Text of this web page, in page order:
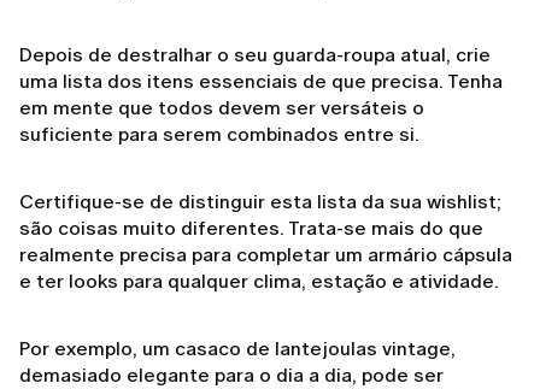
Depois de destralhar o seu guarda-roupa atual, crie
uma lista dos itens essenciais de que precisa. Tenha
em mente que todos devem ser versáteis o
suficiente para serem combinados entre si.
Certifique-se de distinguir esta lista da sua wishlist;
são coisas muito diferentes. Trata-se mais do que
realmente precisa para completar um armário cápsula
e ter looks para qualquer clima, estação e atividade.
Por exemplo, um casaco de lantejoulas vintage,
demasiado elegante para o dia a dia, pode ser